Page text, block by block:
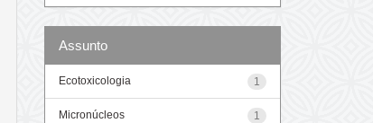
Assunto
1
Ecotoxicologia
1
Micronúcleos